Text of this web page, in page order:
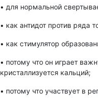
• для нормальной
• как антидот против ряда
• как стимулятор
• потому что он играет
кристаллизуется кальций;
• потому что участвует в